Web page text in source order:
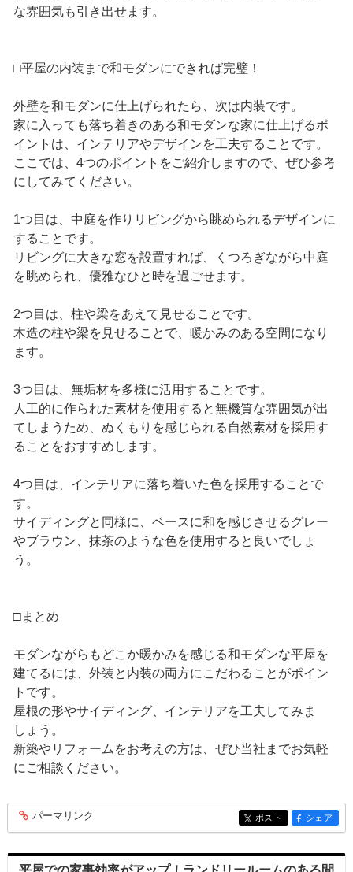
な雰囲気も引き出せます。
□平屋の内装まで和モダンにできれば完璧！
外壁を和モダンに仕上げられたら、次は内装です。
家に入っても落ち着きのある和モダンな家に仕上げるポ
イントは、インテリアやデザインを工夫することです。
ここでは、4つのポイントをご紹介しますので、ぜひ参考
にしてみてください。
1つ目は、中庭を作りリビングから眺められるデザインに
することです。
リビングに大きな窓を設置すれば、くつろぎながら中庭
を眺められ、優雅なひと時を過ごせます。
2つ目は、柱や梁をあえて見せることです。
木造の柱や梁を見せることで、暖かみのある空間になり
ます。
3つ目は、無垢材を多様に活用することです。
人工的に作られた素材を使用すると無機質な雰囲気が出
てしまうため、ぬくもりを感じられる自然素材を採用す
ることをおすすめします。
4つ目は、インテリアに落ち着いた色を採用することで
す。
サイディングと同様に、ベースに和を感じさせるグレー
やブラウン、抹茶のような色を使用すると良いでしょ
う。
□まとめ
モダンながらもどこか暖かみを感じる和モダンな平屋を
建てるには、外装と内装の両方にこだわることがポイン
トです。
屋根の形やサイディング、インテリアを工夫してみま
しょう。
新築やリフォームをお考えの方は、ぜひ当社までお気軽
にご相談ください。
entry268
パーマリンク entry268
ポスト entry268
シェア